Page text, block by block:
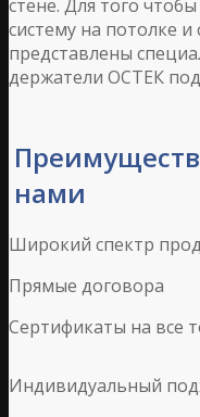
стене. Для того
систему на потолке
представлены
держатели ОСТЕК
нами
Широкий спектр
Прямые договора
Сертификаты на все
Индивидуальный